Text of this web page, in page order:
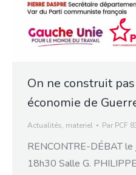
On ne construit
économie de
Actualités, materiel Par PCF
RENCONTRE-DÉBAT
18h30 Salle G.